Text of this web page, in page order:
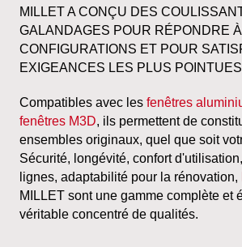
MILLET A CONÇU DES
GALANDAGES POUR RÉPONDRE
CONFIGURATIONS ET POUR
EXIGEANCES LES PLUS
Compatibles avec les fenêtres
fenêtres M3D, ils permettent de
ensembles originaux, quel que soit
Sécurité, longévité, confort
lignes, adaptabilité pour la rénovation,
MILLET sont une gamme complète et
véritable concentré de qualités.